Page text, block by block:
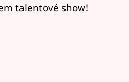
talentové show!